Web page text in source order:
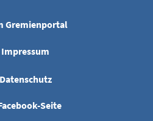
Gremienportal
Impressum
Datenschutz
Seite